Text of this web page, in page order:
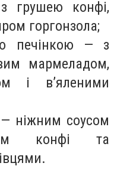
грушею конфі,
горгонзола;
печінкою — з
мармеладом,
і в’яленими
ніжним соусом
конфі та